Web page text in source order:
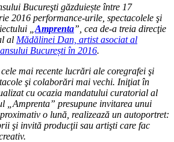
Bucureşti găzduiește între 17
2016 performance-urile, spectacolele şi
„ Amprenta”, cea de-a treia direcţie
al Mădălinei Dan, artist asociat al
București în 2016.
mai recente lucrări ale coregrafei şi
şi colaborări mai vechi. Iniţiat în
cu ocazia mandatului curatorial al
„Amprenta” presupune invitarea unui
o lună, realizează un autoportret:
şi invită producţii sau artişti care fac